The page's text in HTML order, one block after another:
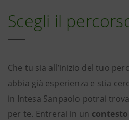
Scegli il
Che tu sia all’inizio del tuo
abbia già esperienza e stia
in Intesa Sanpaolo potrai
per te. Entrerai in un